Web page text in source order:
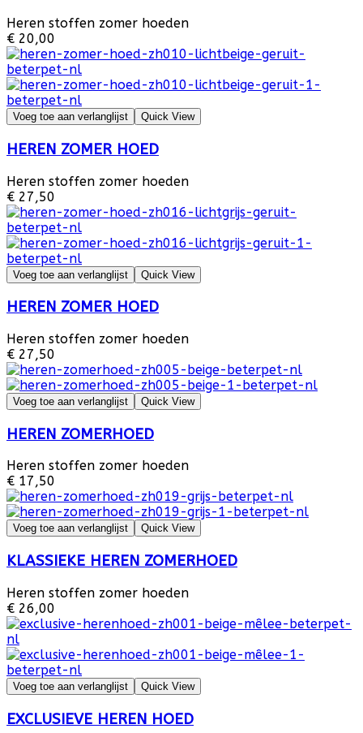
Heren stoffen zomer hoeden
€ 20,00
Voeg toe aan verlanglijst Quick View
HEREN ZOMER HOED
Heren stoffen zomer hoeden
€ 27,50
Voeg toe aan verlanglijst Quick View
HEREN ZOMER HOED
Heren stoffen zomer hoeden
€ 27,50
Voeg toe aan verlanglijst Quick View
HEREN ZOMERHOED
Heren stoffen zomer hoeden
€ 17,50
Voeg toe aan verlanglijst Quick View
KLASSIEKE HEREN ZOMERHOED
Heren stoffen zomer hoeden
€ 26,00
Voeg toe aan verlanglijst Quick View
EXCLUSIEVE HEREN HOED